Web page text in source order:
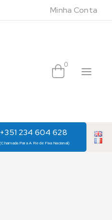
Minha Conta
0
+351 234 604 628
(Chamada Para A Rede Fixa Nacional)